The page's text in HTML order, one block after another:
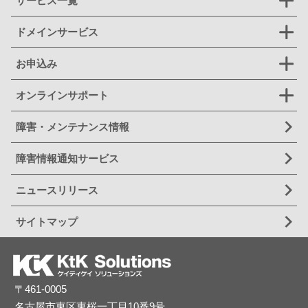
ドメインサービス
お申込み
オンラインサポート
障害・メンテナンス情報
障害情報通知サービス
ニュースリリース
サイトマップ
〒461-0005